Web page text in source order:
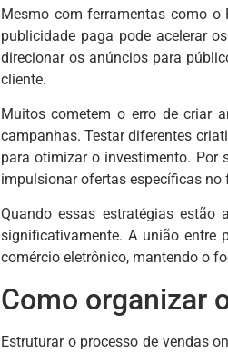
Mesmo com ferramentas como o
publicidade paga pode acelerar
direcionar os anúncios para
cliente.
Muitos cometem o erro de criar
campanhas. Testar diferentes
para otimizar o investimento. Por
impulsionar ofertas específicas
Quando essas estratégias estão
significativamente. A união entre
comércio eletrônico, mantendo o
Como organizar
Estruturar o processo de vendas